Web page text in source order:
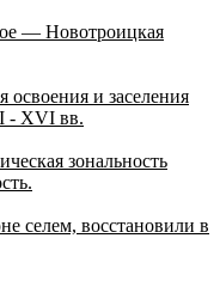
— Новотроицкая
и заселения
- XVI вв.
зональность
селем, восстановили в